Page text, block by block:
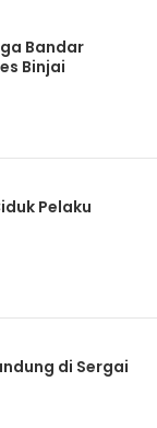
Bandar
Binjai
Pelaku
di Sergai